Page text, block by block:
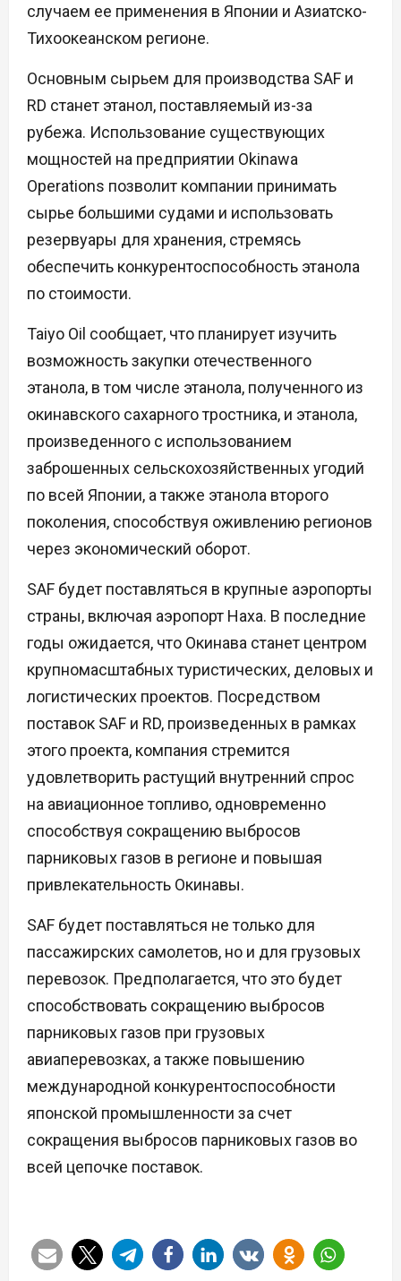
случаем ее применения в Японии и Азиатско-
Тихоокеанском регионе.
Основным сырьем для производства SAF и
RD станет этанол, поставляемый из-за
рубежа. Использование существующих
мощностей на предприятии Okinawa
Operations позволит компании принимать
сырье большими судами и использовать
резервуары для хранения, стремясь
обеспечить конкурентоспособность этанола
по стоимости.
Taiyo Oil сообщает, что планирует изучить
возможность закупки отечественного
этанола, в том числе этанола, полученного из
окинавского сахарного тростника, и этанола,
произведенного с использованием
заброшенных сельскохозяйственных угодий
по всей Японии, а также этанола второго
поколения, способствуя оживлению регионов
через экономический оборот.
SAF будет поставляться в крупные аэропорты
страны, включая аэропорт Наха. В последние
годы ожидается, что Окинава станет центром
крупномасштабных туристических, деловых и
логистических проектов. Посредством
поставок SAF и RD, произведенных в рамках
этого проекта, компания стремится
удовлетворить растущий внутренний спрос
на авиационное топливо, одновременно
способствуя сокращению выбросов
парниковых газов в регионе и повышая
привлекательность Окинавы.
SAF будет поставляться не только для
пассажирских самолетов, но и для грузовых
перевозок. Предполагается, что это будет
способствовать сокращению выбросов
парниковых газов при грузовых
авиаперевозках, а также повышению
международной конкурентоспособности
японской промышленности за счет
сокращения выбросов парниковых газов во
всей цепочке поставок.